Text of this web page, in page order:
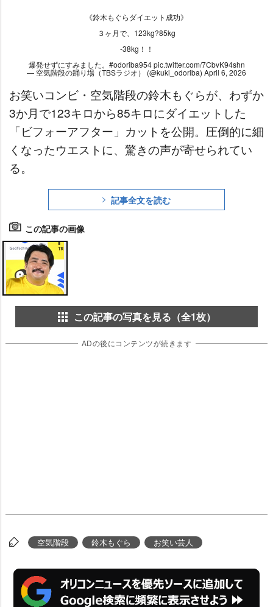
《鈴木もぐらダイエット成功》
３ヶ月で、123kg?85kg
-38kg！！
爆発せずにすみました。 #odoriba954 pic.twitter.com/7CbvK94shn
— 空気階段の踊り場（TBSラジオ） (@kuki_odoriba) April 6, 2026
お笑いコンビ・空気階段の鈴木もぐらが、わずか
3か月で123キロから85キロにダイエットした
「ビフォーアフター」カットを公開。圧倒的に細
くなったウエストに、驚きの声が寄せられてい
る。
記事全文を読む
この記事の画像
この記事の写真を見る（全1枚）
ADの後にコンテンツが続きます
空気階段 鈴木もぐら お笑い芸人